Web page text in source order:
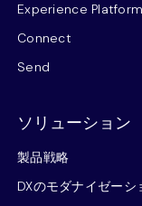
Experience
Connect
Send
ソリューション
製品戦略
DXのモダナイゼーシ